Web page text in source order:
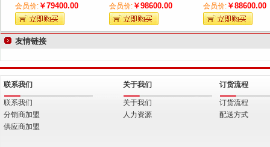
会员价: ￥79400.00
会员价: ￥98600.00
会员价: ￥88600.00
友情链接
联系我们
联系我们
分销商加盟
供应商加盟
关于我们
关于我们
人力资源
订货流程
订货流程
配送方式